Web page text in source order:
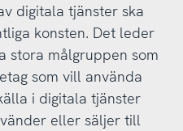
digitala tjänster ska
konsten. Det leder
stora målgruppen som
som vill använda
i digitala tjänster
eller säljer till